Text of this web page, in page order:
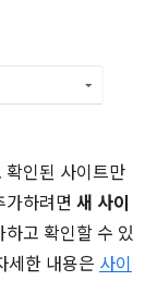
확인된 사이트만
가하려면 새 사이
고 확인할 수 있
한 내용은 사이